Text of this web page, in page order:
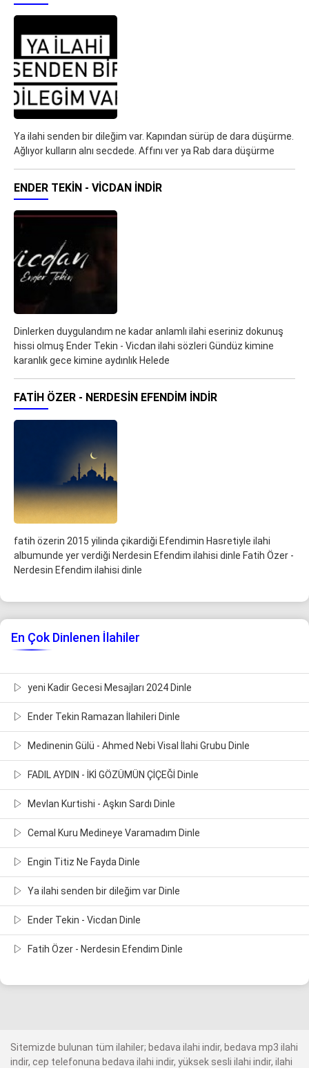
Ya ilahi senden bir dileğim var. Kapından sürüp de dara düşürme.
Ağlıyor kulların alnı secdede. Affını ver ya Rab dara düşürme
ENDER TEKIN - VICDAN İNDIR
Dinlerken duygulandım ne kadar anlamlı ilahi eseriniz dokunuş
hissi olmuş Ender Tekin - Vicdan ilahi sözleri Gündüz kimine
karanlık gece kimine aydınlık Helede
FATIH ÖZER - NERDESIN EFENDIM İNDIR
fatih özerin 2015 yilinda çikardiği Efendimin Hasretiyle ilahi
albumunde yer verdiği Nerdesin Efendim ilahisi dinle Fatih Özer -
Nerdesin Efendim ilahisi dinle
En Çok Dinlenen İlahiler
yeni Kadir Gecesi Mesajları 2024 Dinle
Ender Tekin Ramazan İlahileri Dinle
Medinenin Gülü - Ahmed Nebi Visal İlahi Grubu Dinle
FADIL AYDIN - İKİ GÖZÜMÜN ÇİÇEĞİ Dinle
Mevlan Kurtishi - Aşkın Sardı Dinle
Cemal Kuru Medineye Varamadım Dinle
Engin Titiz Ne Fayda Dinle
Ya ilahi senden bir dileğim var Dinle
Ender Tekin - Vicdan Dinle
Fatih Özer - Nerdesin Efendim Dinle
Sitemizde bulunan tüm ilahiler; bedava ilahi indir, bedava mp3 ilahi
indir, cep telefonuna bedava ilahi indir, yüksek sesli ilahi indir, ilahi